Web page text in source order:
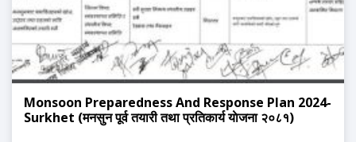
Monsoon Preparedness And Response Plan 2024-
Surkhet (मनसुन पूर्व तयारी तथा प्रतिकार्य याेजना २०८१)